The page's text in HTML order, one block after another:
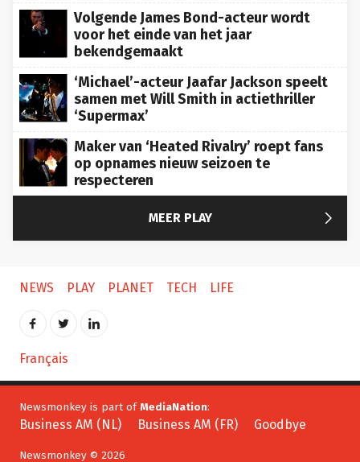
Volgende James Bond-acteur wordt
voor het einde van het jaar
bekendgemaakt
‘Michael’-acteur Jaafar Jackson speelt
samen met Will Smith in actiethriller
‘Supermax’
Maker van ‘Heated Rivalry’ roept fans
op opnames nieuw seizoen te
respecteren
MEER PLAY 
NEWS PLAY PLANET TECH LIFE
Français
Newsmonkey is part of MediaNation
Business AM (NL) Business AM (FR) Goodbye
Newsmonkey © 2026